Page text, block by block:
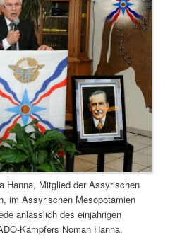
Hanna, Mitglied der Assyrischen
im Assyrischen Mesopotamien
anlässlich des einjährigen
Kämpfers Noman Hanna.